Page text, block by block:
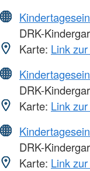
DRK-
Karte: Link
DRK-
Karte: Link
DRK-
Karte: Link